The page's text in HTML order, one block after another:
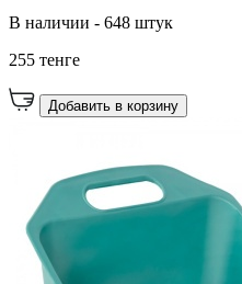
В наличии - 648 штук
255 тенге
Добавить в корзину